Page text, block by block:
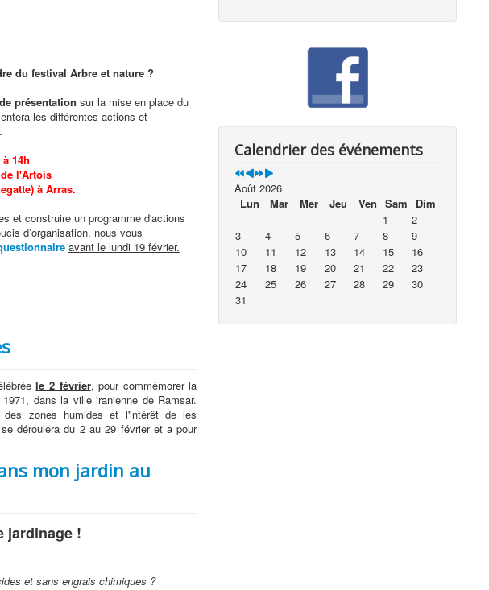
du festival Arbre et nature ?
présentation sur la mise en place du
les différentes actions et
14h
l'Artois
à Arras.
et construire un programme d'actions
d’organisation, nous vous
avant le lundi 19 février.
le 2 février, pour commémorer la
dans la ville iranienne de Ramsar.
des zones humides et l'intérêt de les
déroulera du 2 au 29 février et a pour
mon jardin au
jardinage !
et sans engrais chimiques ?
Calendrier des événements
Août 2026
Lun
Mar Mer Jeu Ven Sam
Dim
1
2
3
4 5 6 7 8
9
10
11 12 13 14 15
16
17
18 19 20 21 22
23
24
25 26 27 28 29
30
31